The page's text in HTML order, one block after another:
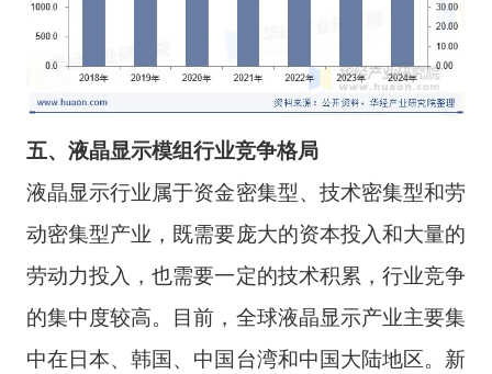
五、 液晶显示模组行业竞争格局
液晶显示行业属于资金密集型、技术密集型和劳
动密集型产业，既需要庞大的资本投入和大量的
劳动力投入，也需要一定的技术积累，行业竞争
的集中度较高。目前，全球液晶显示产业主要集
中在日本、韩国、中国台湾和中国大陆地区。新